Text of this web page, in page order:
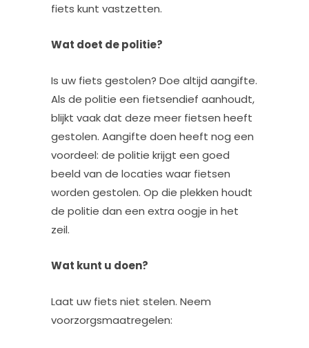
fiets kunt vastzetten.
Wat doet de politie?
Is uw fiets gestolen? Doe altijd aangifte.
Als de politie een fietsendief aanhoudt,
blijkt vaak dat deze meer fietsen heeft
gestolen. Aangifte doen heeft nog een
voordeel: de politie krijgt een goed
beeld van de locaties waar fietsen
worden gestolen. Op die plekken houdt
de politie dan een extra oogje in het
zeil.
Wat kunt u doen?
Laat uw fiets niet stelen. Neem
voorzorgsmaatregelen: